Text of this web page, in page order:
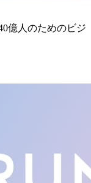
億人のためのビジ